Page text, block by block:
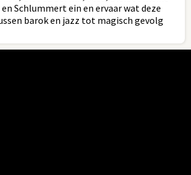
Schlummert ein en ervaar wat deze
barok en jazz tot magisch gevolg